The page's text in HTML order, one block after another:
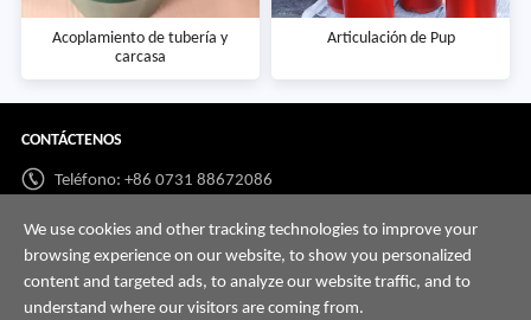
Acoplamiento de tubería y
carcasa
Articulación de Pup
CONTÁCTENOS
Teléfono: +86 0731 88672086
Whatsapp: +86 198 7313 7997
Correo: info@hnssd.com
We use cookies and other tracking technologies to improve your
browsing experience on our website, to show you personalized
content and targeted ads, to analyze our website traffic, and to
understand where our visitors are coming from.